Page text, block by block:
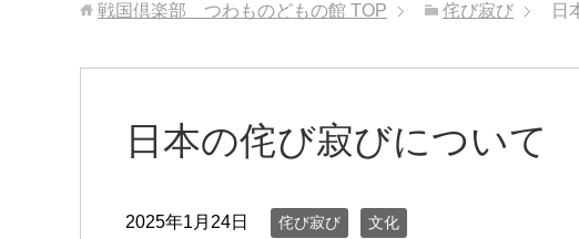
戦国倶楽部 つわものどもの館 TOP 侘び寂び 日
日本の侘び寂びについて
2025年1月24日 侘び寂び 文化